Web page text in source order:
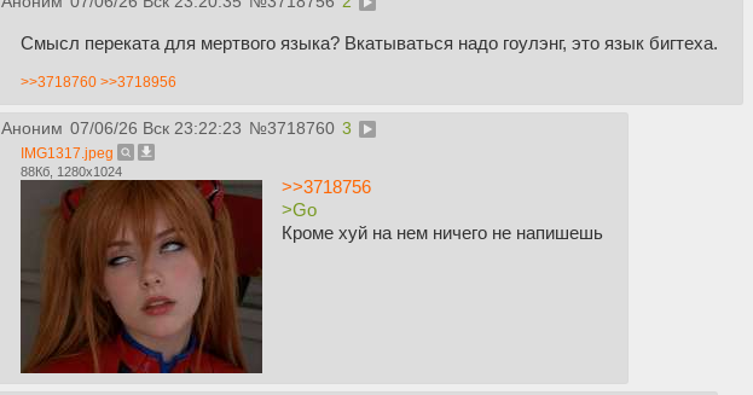
Смысл переката для мертвого языка? Вкатываться надо гоулэнг, это язык бигтеха.
>>3718760 >>3718956
Аноним 07/06/26 Вск 23:22:23 №3718760 3
IMG1317.jpeg
88Кб, 1280x1024
>>3718756
>Go
Кроме хуй на нем ничего не напишешь